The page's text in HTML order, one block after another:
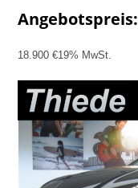
Angebotspreis:
18.900 €19% MwSt.